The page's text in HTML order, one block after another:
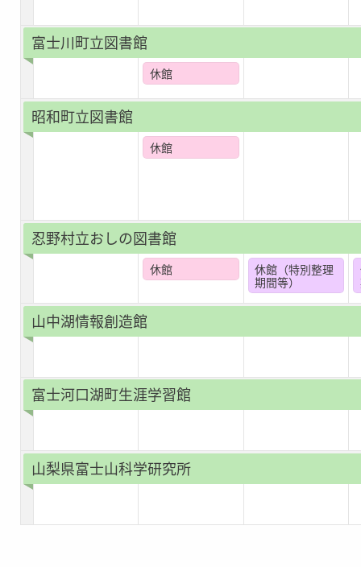
富士川町立図書館
休館
昭和町立図書館
休館
忍野村立おしの図書館
休館
休館（特別整理
期間等）
山中湖情報創造館
富士河口湖町生涯学習館
山梨県富士山科学研究所